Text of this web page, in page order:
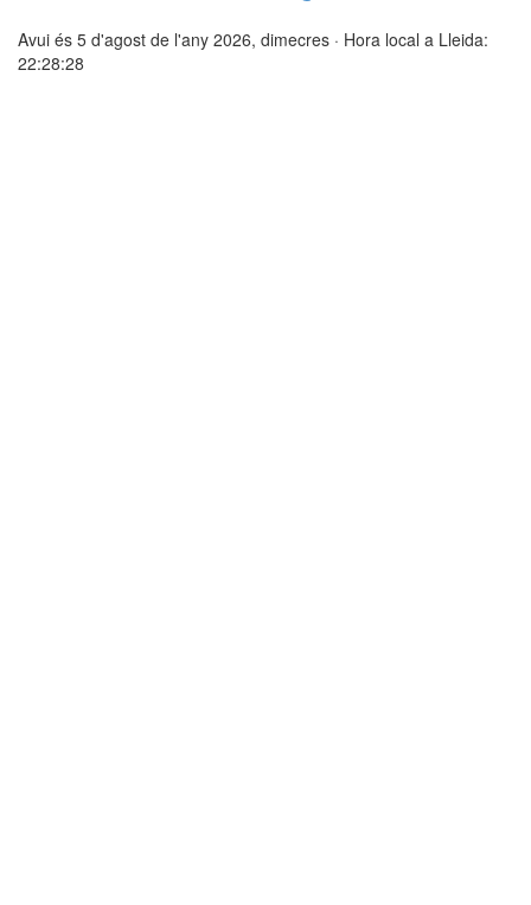
Avui és 5 d'agost de l'any 2026, dimecres · Hora local a Lleida:
22:28:28